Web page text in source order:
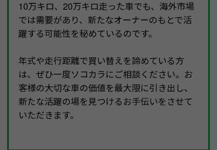
10万キロ、20万キロ走った車でも、海外市場
では需要があり、新たなオーナーのもとで活
躍する可能性を秘めているのです。
年式や走行距離で買い替えを諦めている方
は、ぜひ一度ソコカラにご相談ください。お
客様の大切な車の価値を最大限に引き出し、
新たな活躍の場を見つけるお手伝いをさせて
いただきます。